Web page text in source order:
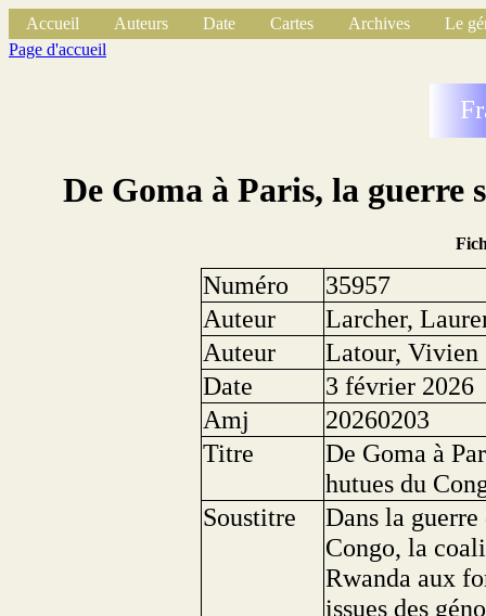
Accueil Auteurs Date Cartes Archives
Le
Page d'accueil
De Goma à Paris, la guerre
Numéro
35957
Auteur
Larcher,
Auteur
Latour, Vivien
Date
3 février 2026
Amj
20260203
Titre
De Goma à
hutues du
Soustitre
Dans la
Congo, la
Rwanda aux
issues des